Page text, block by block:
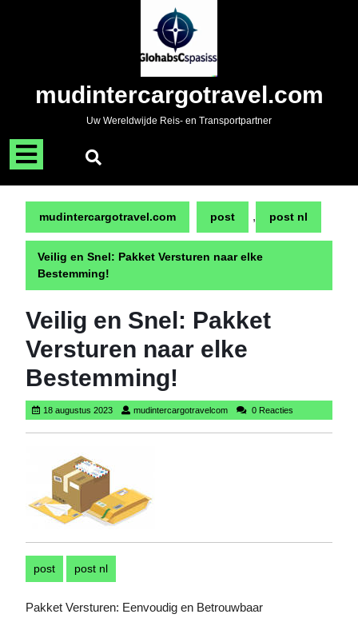
mudintercargotravel.com
Uw Wereldwijde Reis- en Transportpartner
Menu
openen
mudintercargotravel.com post , post nl
Veilig en Snel: Pakket Versturen naar elke
Bestemming!
Veilig en Snel: Pakket
Versturen naar elke
Bestemming!
18 augustus 202318
augustus
2023
mudintercargotravelcommudintercargotravelcom
0 Reacties
post post nl
Pakket Versturen: Eenvoudig en Betrouwbaar